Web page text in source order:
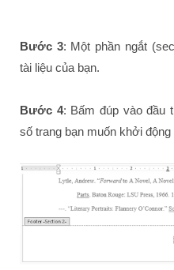
Bước 3: Một phần ngắt
tài liệu của bạn.
Bước 4: Bấm đúp vào đầu
số trang bạn muốn khởi động